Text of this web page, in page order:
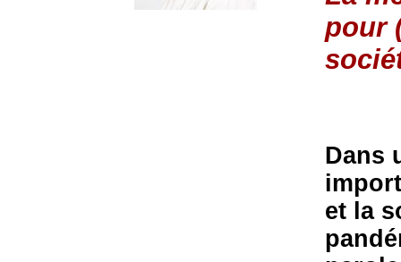
pour
Dans
et la